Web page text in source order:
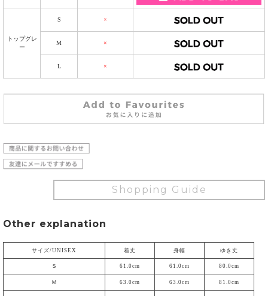
トップグレ
ー
S ×
M ×
L ×
Shopping Guide
Other explanation
サイズ/UNISEX 着丈 身幅 ゆき丈
Ｓ 61.0cm 61.0cm 80.0cm
Ｍ 63.0cm 63.0cm 81.0cm